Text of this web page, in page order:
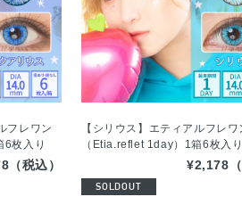
フレワン
枚入り
（税込）
【シリウス】エティアルフレ
（Etia.reflet 1day）1箱6枚入
¥2,178
SOLDOUT